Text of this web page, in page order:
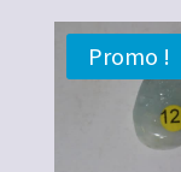
Promo !